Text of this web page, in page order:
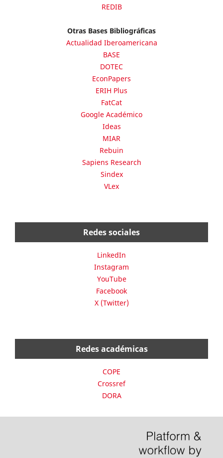
REDIB
Otras Bases Bibliográficas
Actualidad Iberoamericana
BASE
DOTEC
EconPapers
ERIH Plus
FatCat
Google Académico
Ideas
MIAR
Rebuin
Sapiens Research
Sindex
VLex
Redes sociales
LinkedIn
Instagram
YouTube
Facebook
X (Twitter)
Redes académicas
COPE
Crossref
DORA